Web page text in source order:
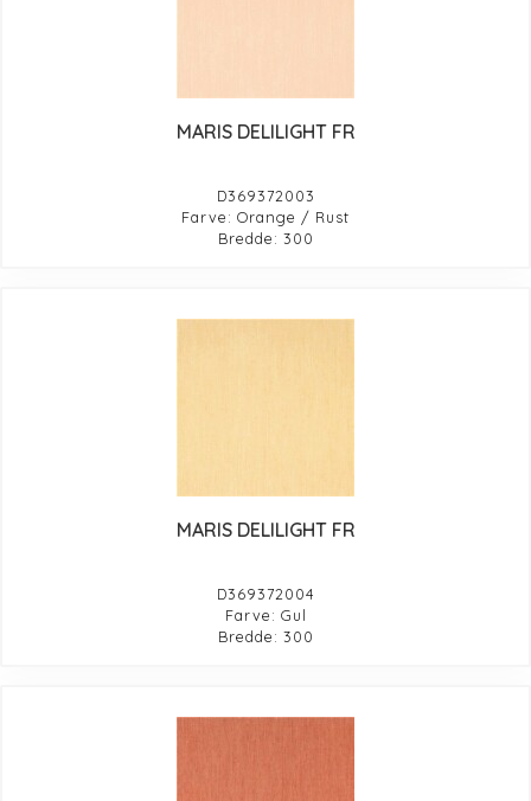
MARIS DELILIGHT FR
D369372003
Farve: Orange / Rust
Bredde: 300
MARIS DELILIGHT FR
D369372004
Farve: Gul
Bredde: 300